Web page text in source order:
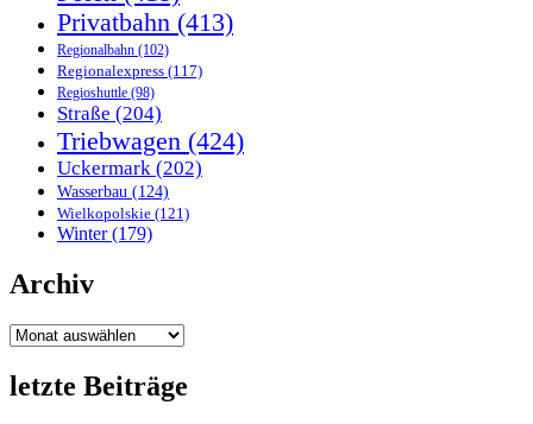
Privatbahn (413)
Regionalbahn (102)
Regionalexpress (117)
Regioshuttle (98)
Straße (204)
Triebwagen (424)
Uckermark (202)
Wasserbau (124)
Wielkopolskie (121)
Winter(179)
Archiv
Archiv
letzte Beiträge